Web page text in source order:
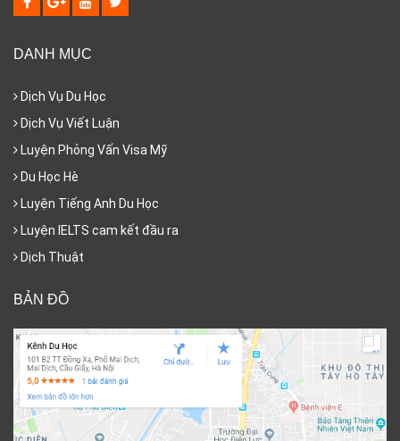
DANH MỤC
Dịch Vụ Du Học
Dịch Vụ Viết Luận
Luyện Phỏng Vấn Visa Mỹ
Du Học Hè
Luyện Tiếng Anh Du Học
Luyện IELTS cam kết đầu ra
Dịch Thuật
BẢN ĐỒ